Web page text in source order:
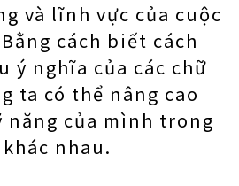
và lĩnh vực của cuộc
cách biết cách
ý nghĩa của các chữ
ta có thể nâng cao
năng của mình trong
nhau.